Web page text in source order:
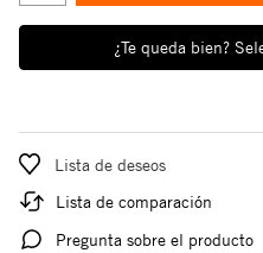
¿Te queda bien?
Lista de deseos
Lista de comparación
Pregunta sobre el producto